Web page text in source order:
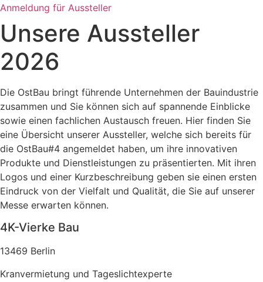
Anmeldung für Aussteller
Unsere Aussteller
2026
Die OstBau bringt führende Unternehmen der Bauindustrie
zusammen und Sie können sich auf spannende Einblicke
sowie einen fachlichen Austausch freuen. Hier finden Sie
eine Übersicht unserer Aussteller, welche sich bereits für
die OstBau#4 angemeldet haben, um ihre innovativen
Produkte und Dienstleistungen zu präsentierten. Mit ihren
Logos und einer Kurzbeschreibung geben sie einen ersten
Eindruck von der Vielfalt und Qualität, die Sie auf unserer
Messe erwarten können.
4K-Vierke Bau
13469 Berlin
Kranvermietung und Tageslichtexperte